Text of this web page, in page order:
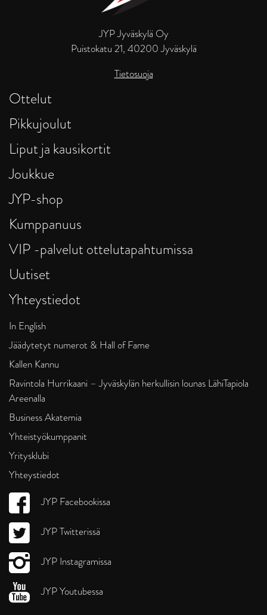
JYP Jyväskylä Oy
Puistokatu 21, 40200 Jyväskylä
Tietosuoja
Ottelut
Pikkujoulut
Liput ja kausikortit
Joukkue
JYP-shop
Kumppanuus
VIP -palvelut ottelutapahtumissa
Uutiset
Yhteystiedot
In English
Jäädytetyt numerot & Hall of Fame
Kallen Kannu
Ravintola Hurrikaani – Jyväskylän herkullisin lounas LähiTapiola
Areenalla
Business Akatemia
Yhteistyökumppanit
Yritysklubi
Yhteystiedot
JYP Facebookissa
JYP Twitterissä
JYP Instagramissa
JYP Youtubessa